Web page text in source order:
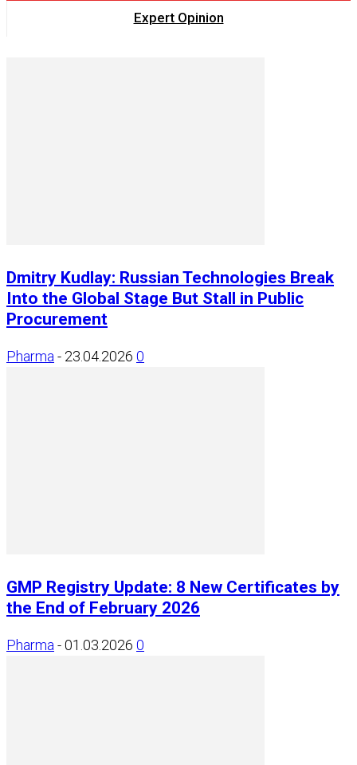
Expert Opinion
Dmitry Kudlay: Russian Technologies Break
Into the Global Stage But Stall in Public
Procurement
Pharma - 23.04.2026 0
GMP Registry Update: 8 New Certificates by
the End of February 2026
Pharma -01.03.2026 0